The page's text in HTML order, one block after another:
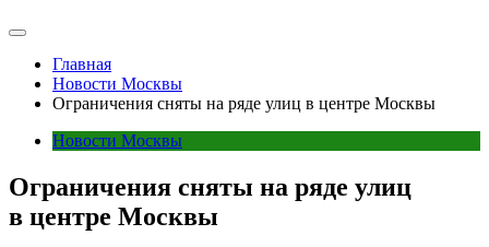
Главная
Новости Москвы
Ограничения сняты на ряде улиц в центре Москвы
Новости Москвы
Ограничения сняты на ряде улиц
в центре Москвы